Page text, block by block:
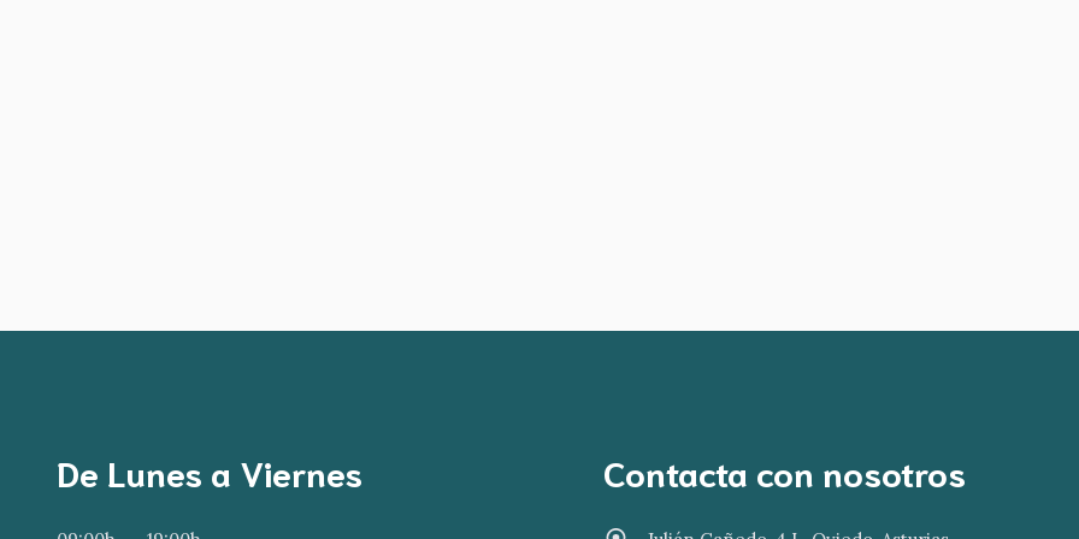
De Lunes a Viernes Contacta con nosotros